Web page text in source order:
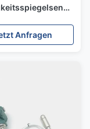
4
Anfragen